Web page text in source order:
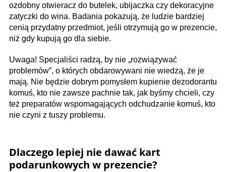
ozdobny otwieracz do butelek, ubijaczka czy dekoracyjne
zatyczki do wina. Badania pokazują, że ludzie bardziej
cenią przydatny przedmiot, jeśli otrzymują go w prezencie,
niż gdy kupują go dla siebie.
Uwaga! Specjaliści radzą, by nie „rozwiązywać
problemów”, o których obdarowywani nie wiedzą, że je
mają. Nie będzie dobrym pomysłem kupienie dezodorantu
komuś, kto nie zawsze pachnie tak, jak byśmy chcieli, czy
też preparatów wspomagających odchudzanie komuś, kto
nie czyni z tuszy problemu.
Dlaczego lepiej nie dawać kart
podarunkowych w prezencie?